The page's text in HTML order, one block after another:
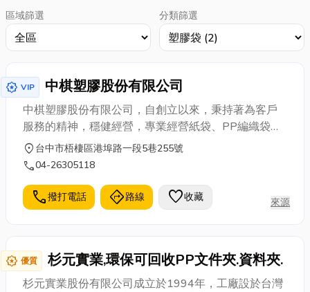
區域篩選 分類篩選
award_star VIP 中棋塑膠股份有限公司
中棋塑膠股份有限公司，自創立以來，秉持著為客戶
服務的精神，穩健經營，專業經營紙袋、PP編織袋、
飼料袋、米袋、PE袋、化工袋、太空袋、淋膜袋、包
裝布、麵粉袋、
location_on 台中市梧棲區港埠路一段5巷255號
call04-26305118
call撥打電話 directions路線 favorite收藏 來源
award_star 優質 杉元實業,環保可回收PP文件夾.資料夾.
杉元實業股份有限公司成立於1994年，工廠設於台灣